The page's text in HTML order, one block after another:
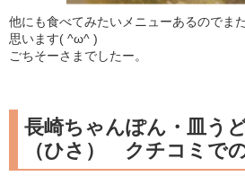
他にも食べてみたいメニューあるのでま
思います( ^ω^ )
ごちそーさまでしたー。
長崎ちゃんぽん・皿う
（ひさ） クチコミで